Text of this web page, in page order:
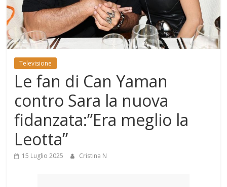
Mondo
Televisione
Le fan di Can Yaman
contro Sara la nuova
fidanzata:”Era meglio la
Leotta”
15 Luglio 2025 Cristina N